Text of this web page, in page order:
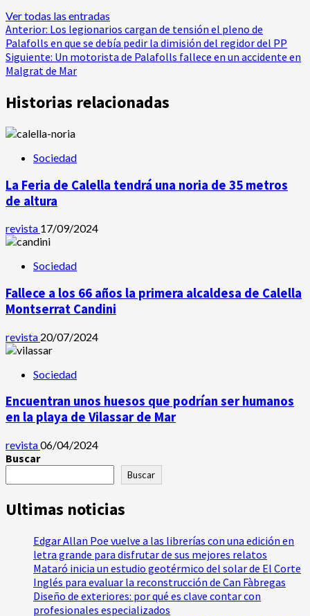
Ver todas las entradas
Navegación
de
entradas
Anterior: Los legionarios cargan de tensión el pleno de
Palafolls en que se debía pedir la dimisión del regidor del PP
Siguiente: Un motorista de Palafolls fallece en un accidente en
Malgrat de Mar
Historias relacionadas
Sociedad
La Feria de Calella tendrá una noria de 35 metros
de altura
revista 17/09/2024
Sociedad
Fallece a los 66 años la primera alcaldesa de Calella
Montserrat Candini
revista 20/07/2024
Sociedad
Encuentran unos huesos que podrían ser humanos
en la playa de Vilassar de Mar
revista06/04/2024
Buscar
Buscar
Ultimas noticias
Edgar Allan Poe vuelve a las librerías con una edición en
letra grande para disfrutar de sus mejores relatos
Mataró inicia un estudio geotérmico del solar de El Corte
Inglés para evaluar la reconstrucción de Can Fàbregas
Diseño de exteriores: por qué es clave contar con
profesionales especializados